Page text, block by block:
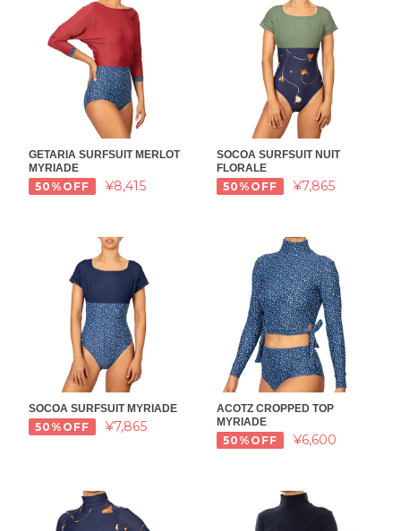
GETARIA SURFSUIT MERLOT
MYRIADE
50%OFF ¥8,415
SOCOA SURFSUIT NUIT
FLORALE
50%OFF ¥7,865
SOCOA SURFSUIT MYRIADE
50%OFF ¥7,865
ACOTZ CROPPED TOP
MYRIADE
50%OFF ¥6,600